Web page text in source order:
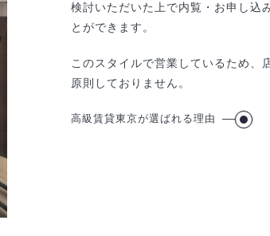
検討いただいた上で内覧・お申し込
とができます。
このスタイルで営業しているため、
原則しておりません。
高級賃貸東京が選ばれる理由